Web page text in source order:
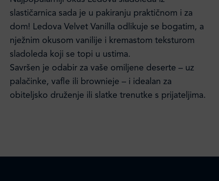
slastičarnica sada je u pakiranju praktičnom i za
dom! Ledova Velvet Vanilla odlikuje se bogatim, a
nježnim okusom vanilije i kremastom teksturom
sladoleda koji se topi u ustima.
Savršen je odabir za vaše omiljene deserte – uz
palačinke, vafle ili brownieje – i idealan za
obiteljsko druženje ili slatke trenutke s prijateljima.